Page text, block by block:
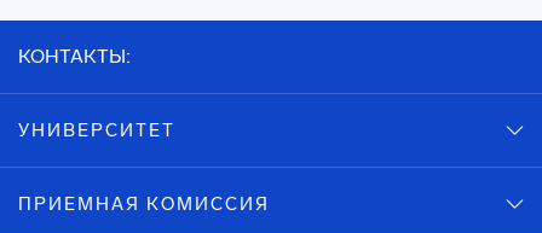
КОНТАКТЫ:
УНИВЕРСИТЕТ
ПРИЕМНАЯ КОМИССИЯ